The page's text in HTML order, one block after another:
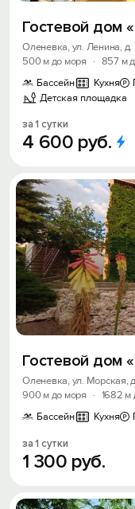
Гостевой дом
Оленевка, ул. Ленина,
500 м до моря
· 857 м
Бассейн
Кухня
Детская площадка
за 1 сутки
4 600 руб.
Гостевой дом
Оленевка, ул. Морская,
900 м до моря
· 1682 м
Бассейн
Кухня
за 1 сутки
1 300 руб.